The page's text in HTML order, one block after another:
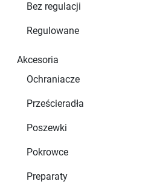
Bez regulacji
Regulowane
Akcesoria
Ochraniacze
Prześcieradła
Poszewki
Pokrowce
Preparaty